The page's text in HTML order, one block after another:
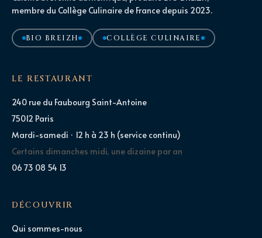
membre du Collège Culinaire de France depuis 2023.
BIO BREIZH COLLÈGE CULINAIRE
LE RESTAURANT
240 rue du Faubourg Saint-Antoine
75012 Paris
Mardi-samedi · 12 h à 23 h (service continu)
Certains dimanches midi, une dizaine par an
06 73 08 54 13
DÉCOUVRIR
Qui sommes-nous